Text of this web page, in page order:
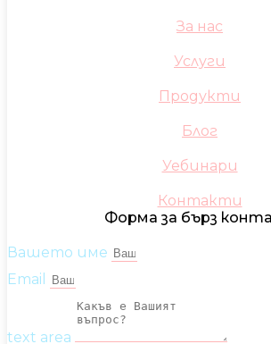
За нас
Услуги
Продукти
Блог
Уебинари
Контакти
Форма за бърз
Вашето име
Email
text area